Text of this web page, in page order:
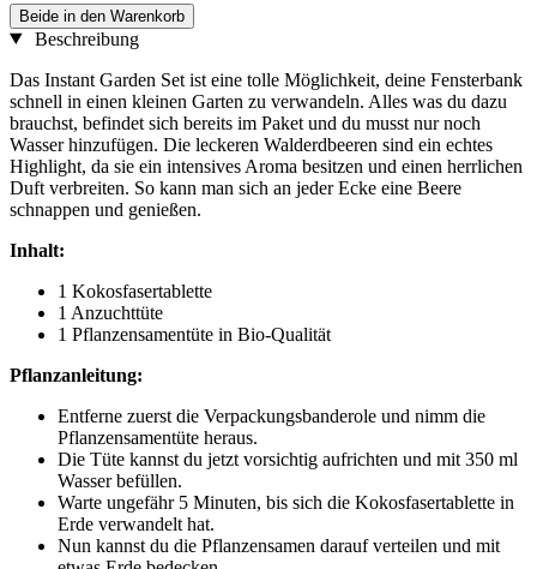
Beide in den Warenkorb
Beschreibung
Das Instant Garden Set ist eine tolle Möglichkeit, deine Fensterbank
schnell in einen kleinen Garten zu verwandeln. Alles was du dazu
brauchst, befindet sich bereits im Paket und du musst nur noch
Wasser hinzufügen. Die leckeren Walderdbeeren sind ein echtes
Highlight, da sie ein intensives Aroma besitzen und einen herrlichen
Duft verbreiten. So kann man sich an jeder Ecke eine Beere
schnappen und genießen.
Inhalt:
1 Kokosfasertablette
1 Anzuchttüte
1 Pflanzensamentüte in Bio-Qualität
Pflanzanleitung:
Entferne zuerst die Verpackungsbanderole und nimm die
Pflanzensamentüte heraus.
Die Tüte kannst du jetzt vorsichtig aufrichten und mit 350 ml
Wasser befüllen.
Warte ungefähr 5 Minuten, bis sich die Kokosfasertablette in
Erde verwandelt hat.
Nun kannst du die Pflanzensamen darauf verteilen und mit